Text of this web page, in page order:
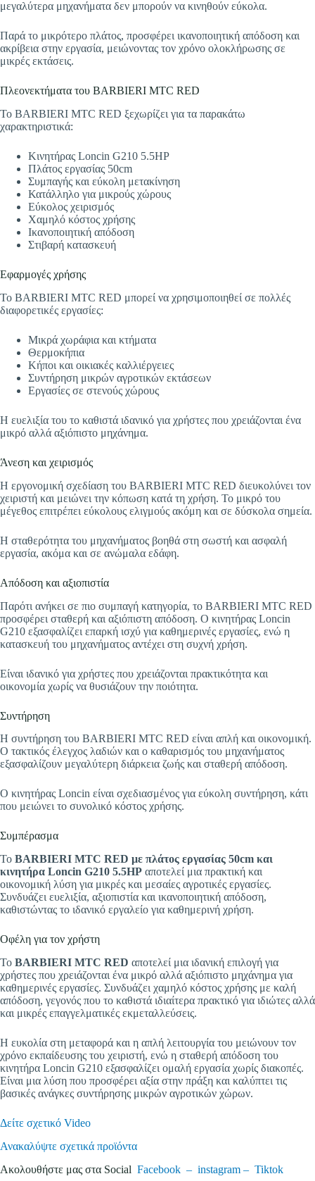
μεγαλύτερα μηχανήματα δεν μπορούν να κινηθούν εύκολα.
Παρά το μικρότερο πλάτος, προσφέρει ικανοποιητική απόδοση και
ακρίβεια στην εργασία, μειώνοντας τον χρόνο ολοκλήρωσης σε
μικρές εκτάσεις.
Πλεονεκτήματα του BARBIERI MTC RED
Το BARBIERI MTC RED ξεχωρίζει για τα παρακάτω
χαρακτηριστικά:
Κινητήρας Loncin G210 5.5HP
Πλάτος εργασίας 50cm
Συμπαγής και εύκολη μετακίνηση
Κατάλληλο για μικρούς χώρους
Εύκολος χειρισμός
Χαμηλό κόστος χρήσης
Ικανοποιητική απόδοση
Στιβαρή κατασκευή
Εφαρμογές χρήσης
Το BARBIERI MTC RED μπορεί να χρησιμοποιηθεί σε πολλές
διαφορετικές εργασίες:
Μικρά χωράφια και κτήματα
Θερμοκήπια
Κήποι και οικιακές καλλιέργειες
Συντήρηση μικρών αγροτικών εκτάσεων
Εργασίες σε στενούς χώρους
Η ευελιξία του το καθιστά ιδανικό για χρήστες που χρειάζονται ένα
μικρό αλλά αξιόπιστο μηχάνημα.
Άνεση και χειρισμός
Η εργονομική σχεδίαση του BARBIERI MTC RED διευκολύνει τον
χειριστή και μειώνει την κόπωση κατά τη χρήση. Το μικρό του
μέγεθος επιτρέπει εύκολους ελιγμούς ακόμη και σε δύσκολα σημεία.
Η σταθερότητα του μηχανήματος βοηθά στη σωστή και ασφαλή
εργασία, ακόμα και σε ανώμαλα εδάφη.
Απόδοση και αξιοπιστία
Παρότι ανήκει σε πιο συμπαγή κατηγορία, το BARBIERI MTC RED
προσφέρει σταθερή και αξιόπιστη απόδοση. Ο κινητήρας Loncin
G210 εξασφαλίζει επαρκή ισχύ για καθημερινές εργασίες, ενώ η
κατασκευή του μηχανήματος αντέχει στη συχνή χρήση.
Είναι ιδανικό για χρήστες που χρειάζονται πρακτικότητα και
οικονομία χωρίς να θυσιάζουν την ποιότητα.
Συντήρηση
Η συντήρηση του BARBIERI MTC RED είναι απλή και οικονομική.
Ο τακτικός έλεγχος λαδιών και ο καθαρισμός του μηχανήματος
εξασφαλίζουν μεγαλύτερη διάρκεια ζωής και σταθερή απόδοση.
Ο κινητήρας Loncin είναι σχεδιασμένος για εύκολη συντήρηση, κάτι
που μειώνει το συνολικό κόστος χρήσης.
Συμπέρασμα
Το BARBIERI MTC RED με πλάτος εργασίας 50cm και
κινητήρα Loncin G210 5.5HP αποτελεί μια πρακτική και
οικονομική λύση για μικρές και μεσαίες αγροτικές εργασίες.
Συνδυάζει ευελιξία, αξιοπιστία και ικανοποιητική απόδοση,
καθιστώντας το ιδανικό εργαλείο για καθημερινή χρήση.
Οφέλη για τον χρήστη
Το BARBIERI MTC RED αποτελεί μια ιδανική επιλογή για
χρήστες που χρειάζονται ένα μικρό αλλά αξιόπιστο μηχάνημα για
καθημερινές εργασίες. Συνδυάζει χαμηλό κόστος χρήσης με καλή
απόδοση, γεγονός που το καθιστά ιδιαίτερα πρακτικό για ιδιώτες αλλά
και μικρές επαγγελματικές εκμεταλλεύσεις.
Η ευκολία στη μεταφορά και η απλή λειτουργία του μειώνουν τον
χρόνο εκπαίδευσης του χειριστή, ενώ η σταθερή απόδοση του
κινητήρα Loncin G210 εξασφαλίζει ομαλή εργασία χωρίς διακοπές.
Είναι μια λύση που προσφέρει αξία στην πράξη και καλύπτει τις
βασικές ανάγκες συντήρησης μικρών αγροτικών χώρων.
Δείτε σχετικό Video
Ανακαλύψτε σχετικά προϊόντα
Ακολουθήστε μας στα Social Facebook – instagram – Tiktok